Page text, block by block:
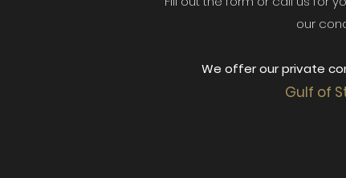
our
We offer our private
Gulf of